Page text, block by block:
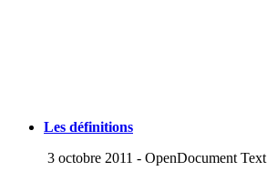
Les définitions
3 octobre 2011 - OpenDocument Text